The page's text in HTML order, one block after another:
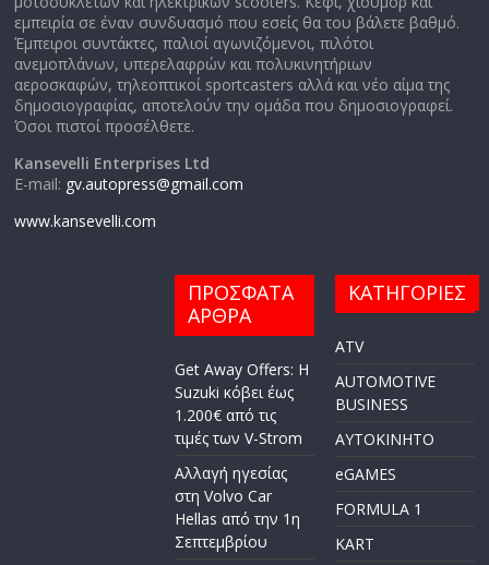
εμπειρία σε έναν συνδυασμό που εσείς θα του βάλετε βαθμό.
Έμπειροι συντάκτες, παλιοί αγωνιζόμενοι, πιλότοι
ανεμοπλάνων, υπερελαφρών και πολυκινητήριων
αεροσκαφών, τηλεοπτικοί sportcasters αλλά και νέο αίμα της
δημοσιογραφίας, αποτελούν την ομάδα που δημοσιογραφεί.
Όσοι πιστοί προσέλθετε.
Kansevelli Enterprises Ltd
E-mail: gv.autopress@gmail.com
www.kansevelli.com
ΠΡΟΣΦΑΤΑ
ΑΡΘΡΑ
Get Away Offers: Η
Suzuki κόβει έως
1.200€ από τις
τιμές των V-Strom
Αλλαγή ηγεσίας
στη Volvo Car
Hellas από την 1η
Σεπτεμβρίου
ΚΑΤΗΓΟΡΙΕΣ
ATV
AUTOMOTIVE
BUSINESS
AYTOKINHTO
eGAMES
FORMULA 1
KART